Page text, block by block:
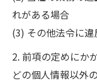
れがある場合
(3) その他法令に
2. 前項の定めにか
どの個人情報以外